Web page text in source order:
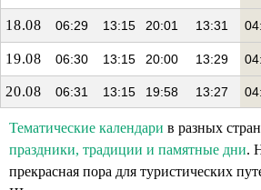
18.08 06:29 13:15 20:01 13:31
19.08 06:30 13:15 20:00 13:29
20.08 06:31 13:15 19:58 13:27
Тематические календари в разных
праздники, традиции и памятные дни.
прекрасная пора для туристических